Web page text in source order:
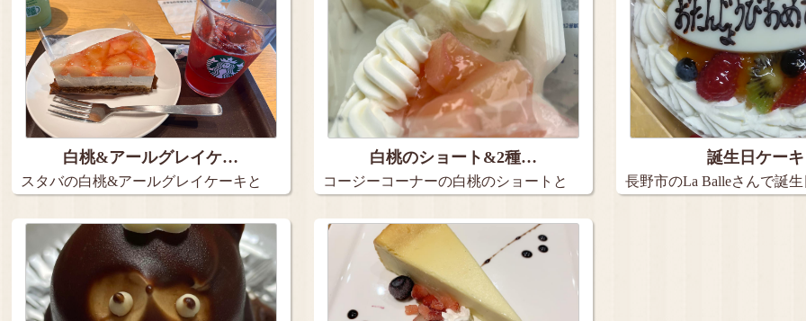
白桃&アールグレイケ…
スタバの白桃&アールグレイケーキと
白桃のショート&2種…
コージーコーナーの白桃のショートと
誕生日ケーキ
長野市のLa Balleさんで誕